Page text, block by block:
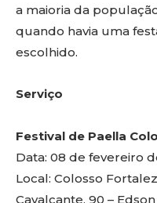
a maioria da
quando havia uma
escolhido.
Serviço
Festival de Paella
Data: 08 de fevereiro
Local: Colosso
Cavalcante, 90 –